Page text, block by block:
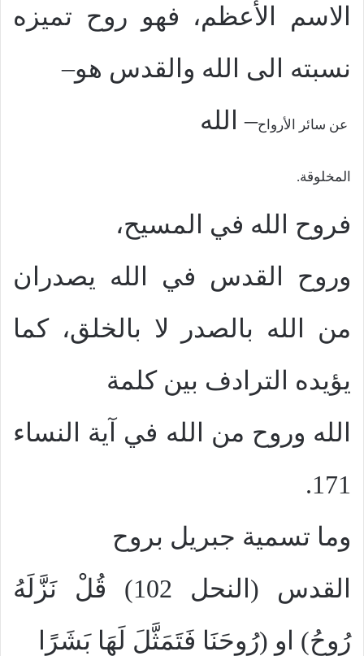
الاسم الأعظم، فهو روح تميزه
نسبته الى الله
–والقدس هو
الله–عن سائر الأرواح
المخلوقة.
فروح الله في المسيح،
وروح القدس في الله يصدران
من الله بالصدر لا بالخلق، كما
يؤيده الترادف بين كلمة
الله وروح من الله في آية النساء
171.
وما تسمية جبريل بروح
القدس (النحل 102) قُلْ نَزَّلَهُ
رُوحُ) او (رُوحَنَا فَتَمَثَّلَ لَهَا بَشَرًا